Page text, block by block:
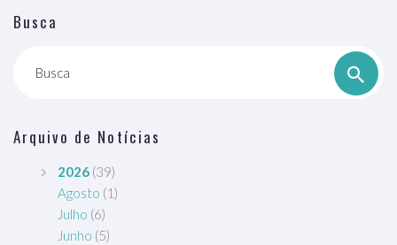
Busca
Busca
Arquivo de Notícias
2026 (39)
Agosto (1)
Julho (6)
Junho (5)